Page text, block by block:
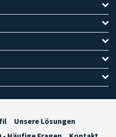
Unsere Lösungen